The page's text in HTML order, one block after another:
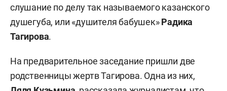
слушание по делу так называемого казанского
душегуба, или «душителя бабушек»Радика
Тагирова.
На предварительное заседание пришли две
родственницы жертв Тагирова. Одна из них,